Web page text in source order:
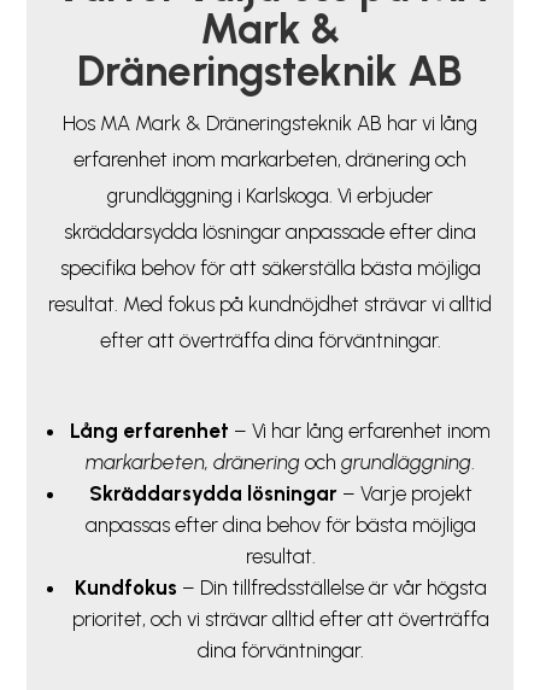
Mark &
Dräneringsteknik AB
Hos MA Mark & Dräneringsteknik AB har vi lång
erfarenhet inom markarbeten, dränering och
grundläggning i Karlskoga. Vi erbjuder
skräddarsydda lösningar anpassade efter dina
specifika behov för att säkerställa bästa möjliga
resultat. Med fokus på kundnöjdhet strävar vi alltid
efter att överträffa dina förväntningar.
Lång erfarenhet – Vi har lång erfarenhet inom
markarbeten, dränering och grundläggning
Skräddarsydda lösningar– Varje projekt
anpassas efter dina behov för bästa möjliga
resultat.
Kundfokus – Din tillfredsställelse är vår högsta
prioritet, och vi strävar alltid efter att överträffa
dina förväntningar.